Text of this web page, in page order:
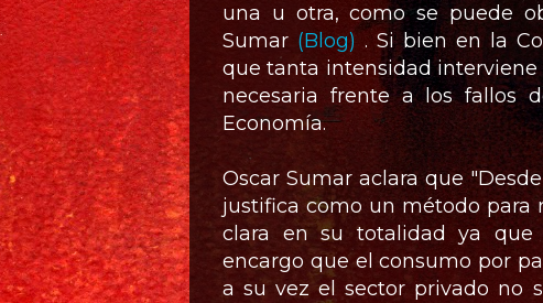
una u otra, como se puede
Sumar (Blog) . Si bien en la
que tanta intensidad interviene
necesaria frente a los fallos
Economía.
Oscar Sumar aclara que
justifica como un método para
clara en su totalidad ya
encargo que el consumo por
a su vez el sector privado no